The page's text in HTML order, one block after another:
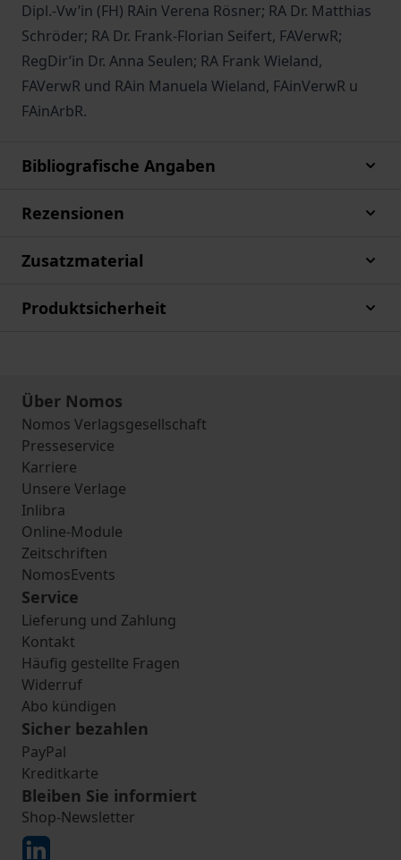
Dipl.-Vw’in (FH) RAin Verena Rösner; RA Dr. Matthias
Schröder; RA Dr. Frank-Florian Seifert, FAVerwR;
RegDir’in Dr. Anna Seulen; RA Frank Wieland,
FAVerwR und RAin Manuela Wieland, FAinVerwR u
FAinArbR.
Bibliografische Angaben
Rezensionen
Zusatzmaterial
Produktsicherheit
Über Nomos
Nomos Verlagsgesellschaft
Presseservice
Karriere
Unsere Verlage
Inlibra
Online-Module
Zeitschriften
NomosEvents
Service
Lieferung und Zahlung
Kontakt
Häufig gestellte Fragen
Widerruf
Abo kündigen
Sicher bezahlen
PayPal
Kreditkarte
Bleiben Sie informiert
Shop-Newsletter